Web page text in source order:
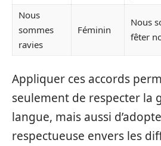
Nous
sommes
ravies
Féminin
Nous
fêter
Appliquer ces accords
seulement de respecter la
langue, mais aussi
respectueuse envers les